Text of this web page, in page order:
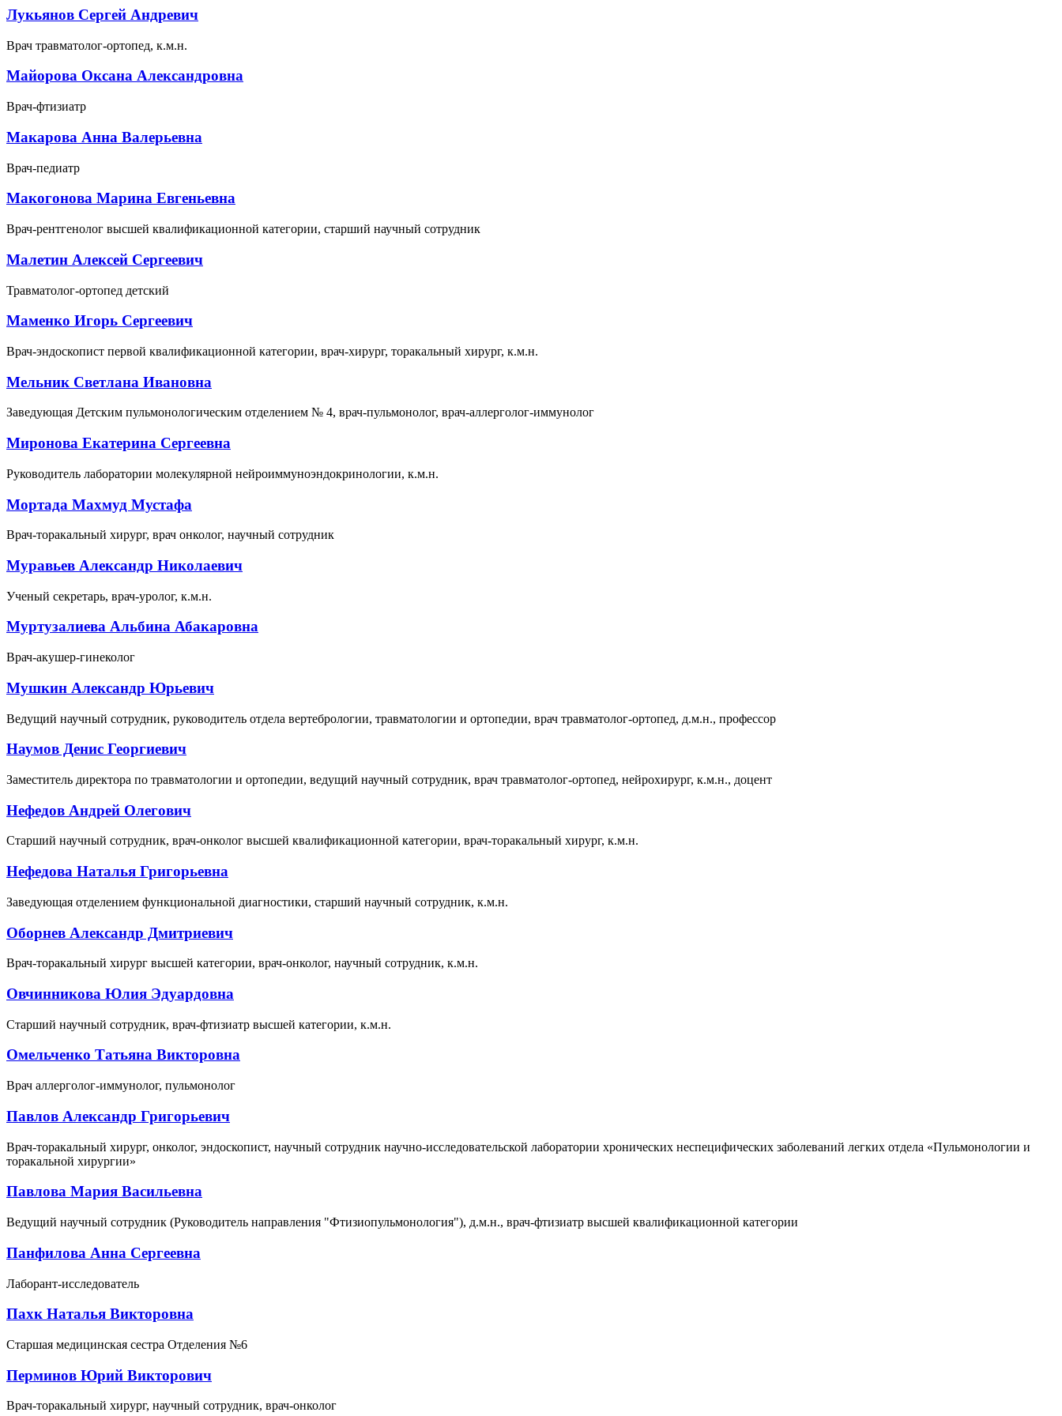
Лукьянов Сергей Андревич
Врач травматолог-ортопед, к.м.н.
Майорова Оксана Александровна
Врач-фтизиатр
Макарова Анна Валерьевна
Врач-педиатр
Макогонова Марина Евгеньевна
Врач-рентгенолог высшей квалификационной категории, старший научный сотрудник
Малетин Алексей Сергеевич
Травматолог-ортопед детский
Маменко Игорь Сергеевич
Врач-эндоскопист первой квалификационной категории, врач-хирург, торакальный хирург, к.м.н.
Мельник Светлана Ивановна
Заведующая Детским пульмонологическим отделением № 4, врач-пульмонолог, врач-аллерголог-иммунолог
Миронова Екатерина Сергеевна
Руководитель лаборатории молекулярной нейроиммуноэндокринологии, к.м.н.
Мортада Махмуд Мустафа
Врач-торакальный хирург, врач онколог, научный сотрудник
Муравьев Александр Николаевич
Ученый секретарь, врач-уролог, к.м.н.
Муртузалиева Альбина Абакаровна
Врач-акушер-гинеколог
Мушкин Александр Юрьевич
Ведущий научный сотрудник, руководитель отдела вертебрологии, травматологии и ортопедии, врач травматолог-ортопед, д.м.н., профессор
Наумов Денис Георгиевич
Заместитель директора по травматологии и ортопедии, ведущий научный сотрудник, врач травматолог-ортопед, нейрохирург, к.м.н., доцент
Нефедов Андрей Олегович
Старший научный сотрудник, врач-онколог высшей квалификационной категории, врач-торакальный хирург, к.м.н.
Нефедова Наталья Григорьевна
Заведующая отделением функциональной диагностики, старший научный сотрудник, к.м.н.
Оборнев Александр Дмитриевич
Врач-торакальный хирург высшей категории, врач-онколог, научный сотрудник, к.м.н.
Овчинникова Юлия Эдуардовна
Старший научный сотрудник, врач-фтизиатр высшей категории, к.м.н.
Омельченко Татьяна Викторовна
Врач аллерголог-иммунолог, пульмонолог
Павлов Александр Григорьевич
Врач-торакальный хирург, онколог, эндоскопист, научный сотрудник научно-исследовательской лаборатории хронических неспецифических заболеваний легких отдела «Пульмонологии и
торакальной хирургии»
Павлова Мария Васильевна
Ведущий научный сотрудник (Руководитель направления "Фтизиопульмонология"), д.м.н., врач-фтизиатр высшей квалификационной категории
Панфилова Анна Сергеевна
Лаборант-исследователь
Пахк Наталья Викторовна
Cтаршая медицинская сестра Отделения №6
Перминов Юрий Викторович
Врач-торакальный хирург, научный сотрудник, врач-онколог